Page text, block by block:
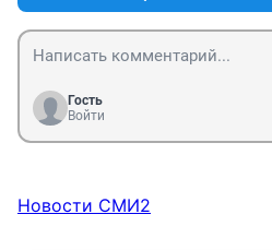
Гость
Войти
Новости СМИ2